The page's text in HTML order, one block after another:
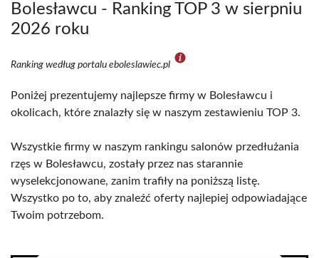
Bolesławcu - Ranking TOP 3 w sierpniu
2026 roku
Ranking według portalu eboleslawiec.pl
Poniżej prezentujemy najlepsze firmy w Bolesławcu i
okolicach, które znalazły się w naszym zestawieniu TOP 3.
Wszystkie firmy w naszym rankingu salonów przedłużania
rzęs w Bolesławcu, zostały przez nas starannie
wyselekcjonowane, zanim trafiły na poniższą listę.
Wszystko po to, aby znaleźć oferty najlepiej odpowiadające
Twoim potrzebom.